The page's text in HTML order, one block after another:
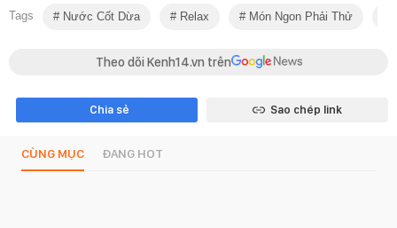
Tags Nước Cốt Dừa Relax Món Ngon Phải Thử
Theo dõi Kenh14.vn trên
Chia sẻ Sao chép link
CÙNG MỤC ĐANG HOT